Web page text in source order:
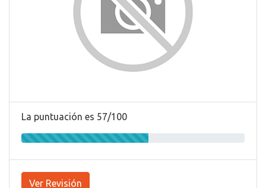
La puntuación es 57/100
Ver Revisión